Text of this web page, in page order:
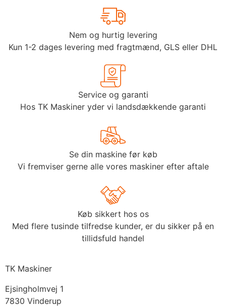
Nem og hurtig levering
Kun 1-2 dages levering med fragtmænd, GLS eller DHL
Service og garanti
Hos TK Maskiner yder vi landsdækkende garanti
Se din maskine før køb
Vi fremviser gerne alle vores maskiner efter aftale
Køb sikkert hos os
Med flere tusinde tilfredse kunder, er du sikker på en
tillidsfuld handel
TK Maskiner
Ejsingholmvej 1
7830 Vinderup